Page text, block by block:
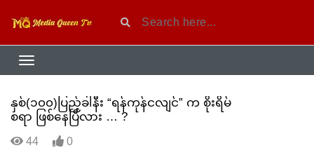
နှစ်(၁၀၀)ပြည့်ခါနီး “ရန်ကုန်ငလျင်” က စိုးရိမ်
စရာ ဖြစ်နေပြီလား … ?
44 0